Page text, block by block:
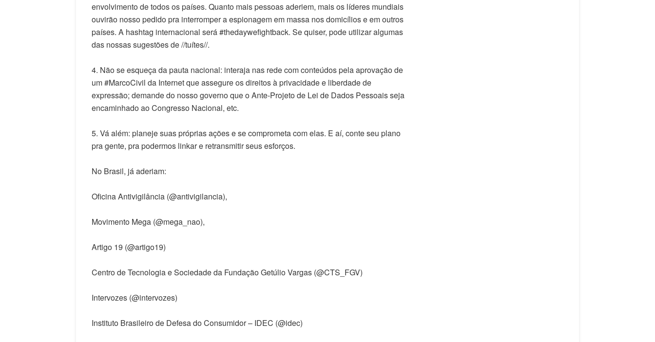
envolvimento de todos os países. Quanto mais pessoas aderiem, mais os líderes mundiais
ouvirão nosso pedido pra interromper a espionagem em massa nos domicílios e em outros
países. A hashtag internacional será #thedaywefightback. Se quiser, pode utilizar algumas
das nossas sugestões de //tuítes//.
4. Não se esqueça da pauta nacional: interaja nas rede com conteúdos pela aprovação de
um #MarcoCivil da Internet que assegure os direitos à privacidade e liberdade de
expressão; demande do nosso governo que o Ante-Projeto de Lei de Dados Pessoais seja
encaminhado ao Congresso Nacional, etc.
5. Vá além: planeje suas próprias ações e se comprometa com elas. E aí, conte seu plano
pra gente, pra podermos linkar e retransmitir seus esforços.
No Brasil, já aderiam:
Oficina Antivigilância (@antivigilancia),
Movimento Mega (@mega_nao),
Artigo 19 (@artigo19)
Centro de Tecnologia e Sociedade da Fundação Getúlio Vargas (@CTS_FGV)
Intervozes (@intervozes)
Instituto Brasileiro de Defesa do Consumidor – IDEC (@idec)